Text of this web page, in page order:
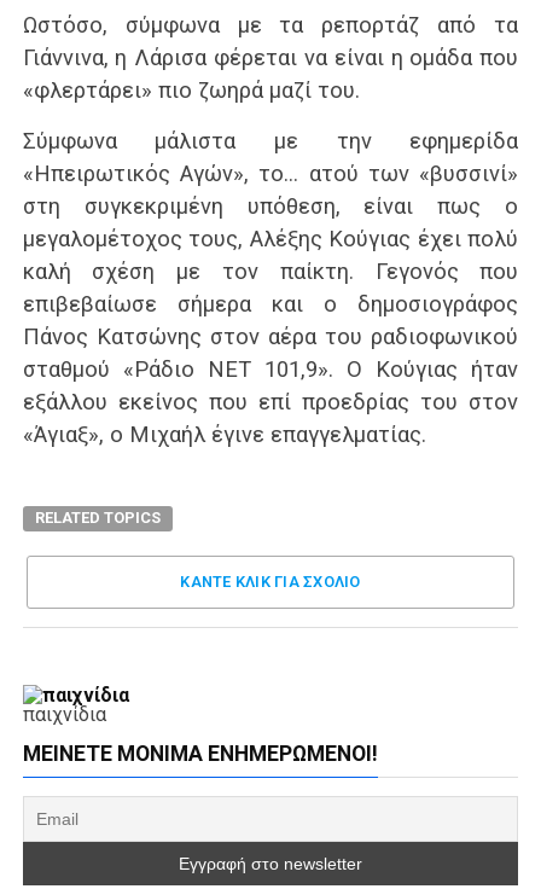
Ωστόσο, σύμφωνα με τα ρεπορτάζ από τα
Γιάννινα, η Λάρισα φέρεται να είναι η ομάδα που
«φλερτάρει» πιο ζωηρά μαζί του.
Σύμφωνα μάλιστα με την εφημερίδα
«Ηπειρωτικός Αγών», το… ατού των «βυσσινί»
στη συγκεκριμένη υπόθεση, είναι πως ο
μεγαλομέτοχος τους, Αλέξης Κούγιας έχει πολύ
καλή σχέση με τον παίκτη. Γεγονός που
επιβεβαίωσε σήμερα και ο δημοσιογράφος
Πάνος Κατσώνης στον αέρα του ραδιοφωνικού
σταθμού «Ράδιο ΝΕΤ 101,9». Ο Κούγιας ήταν
εξάλλου εκείνος που επί προεδρίας του στον
«Άγιαξ», ο Μιχαήλ έγινε επαγγελματίας.
RELATED TOPICS
ΚΑΝΤΕ ΚΛΊΚ ΓΙΑ ΣΧΌΛΙΟ
παιχνίδια
ΜΕΊΝΕΤΕ ΜΌΝΙΜΑ ΕΝΗΜΕΡΏΜΕΝΟΙ!